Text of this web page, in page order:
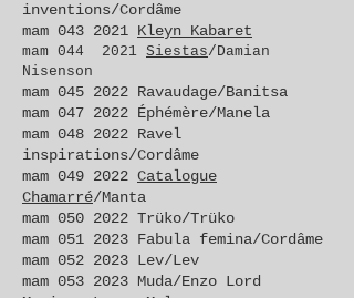
inventions/Cordâme
mam 043 2021 Kleyn Kabaret
mam 044 2021 Siestas/Damian
Nisenson
mam 045 2022 Ravaudage/Banitsa
mam 047 2022 Éphémère/Manela
mam 048 2022 Ravel
inspirations/Cordâme
mam 049 2022 Catalogue
Chamarré/Manta
mam 050 2022 Trüko/Trüko
mam 051 2023 Fabula femina/Cordâme
mam 052 2023 Lev/Lev
mam 053 2023 Muda/Enzo Lord